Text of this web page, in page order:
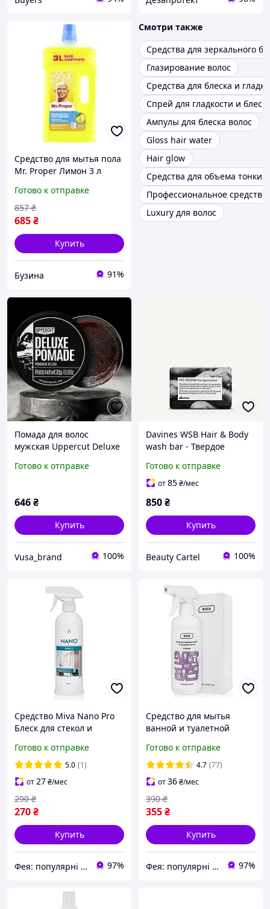
Средство для мытья пола
Mr. Proper Лимон 3 л
Готово к отправке
685₴
857 ₴
Купить
Бузина 91%
Смотри также
Средства для зеркального
Глазирование волос
Средства для блеска и
Спрей для гладкости и
Ампулы для блеска волос
Gloss hair water
Hair glow
Средства для объема тонких
Профессиональное
Luxury для волос
Помада для волос
мужская Uppercut Deluxe
средство для сильной
Готово к отправке
646₴
Купить
Vusa_brand 100%
Davines WSB Hair & Body
wash bar - Твердое
и Тела 100 мл
Готово к отправке
от85₴/мес
850₴
Купить
Beauty Cartel 100%
Средство Miva Nano Pro
Блеск для стекол и
Готово к отправке
5.0 (1)
от27₴/мес
270₴
290 ₴
Купить
Фея: популярні товари в інтернеті 97%
Средство для мытья
ванной и туалетной
Готово к отправке
4.7 (77)
от36₴/мес
355₴
390 ₴
Купить
Фея: популярні товари в інтернеті 97%